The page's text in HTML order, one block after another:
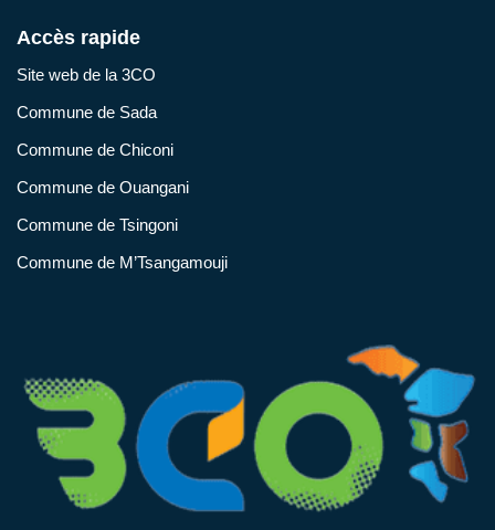
Accès rapide
Site web de la 3CO
Commune de Sada
Commune de Chiconi
Commune de Ouangani
Commune de Tsingoni
Commune de M’Tsangamouji